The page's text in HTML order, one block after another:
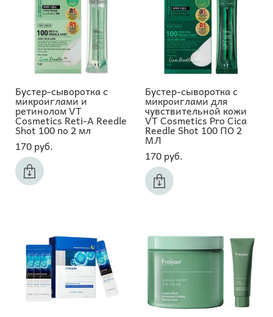
Бустер-сыворотка с
микроиглами и
ретинолом VT
Cosmetics Reti-A Reedle
Shot 100 по 2 мл
170 pуб.
Бустер-сыворотка с
микроиглами для
чувствительной кожи
VT Cosmetics Pro Cica
Reedle Shot 100 ПО 2
МЛ
170 pуб.